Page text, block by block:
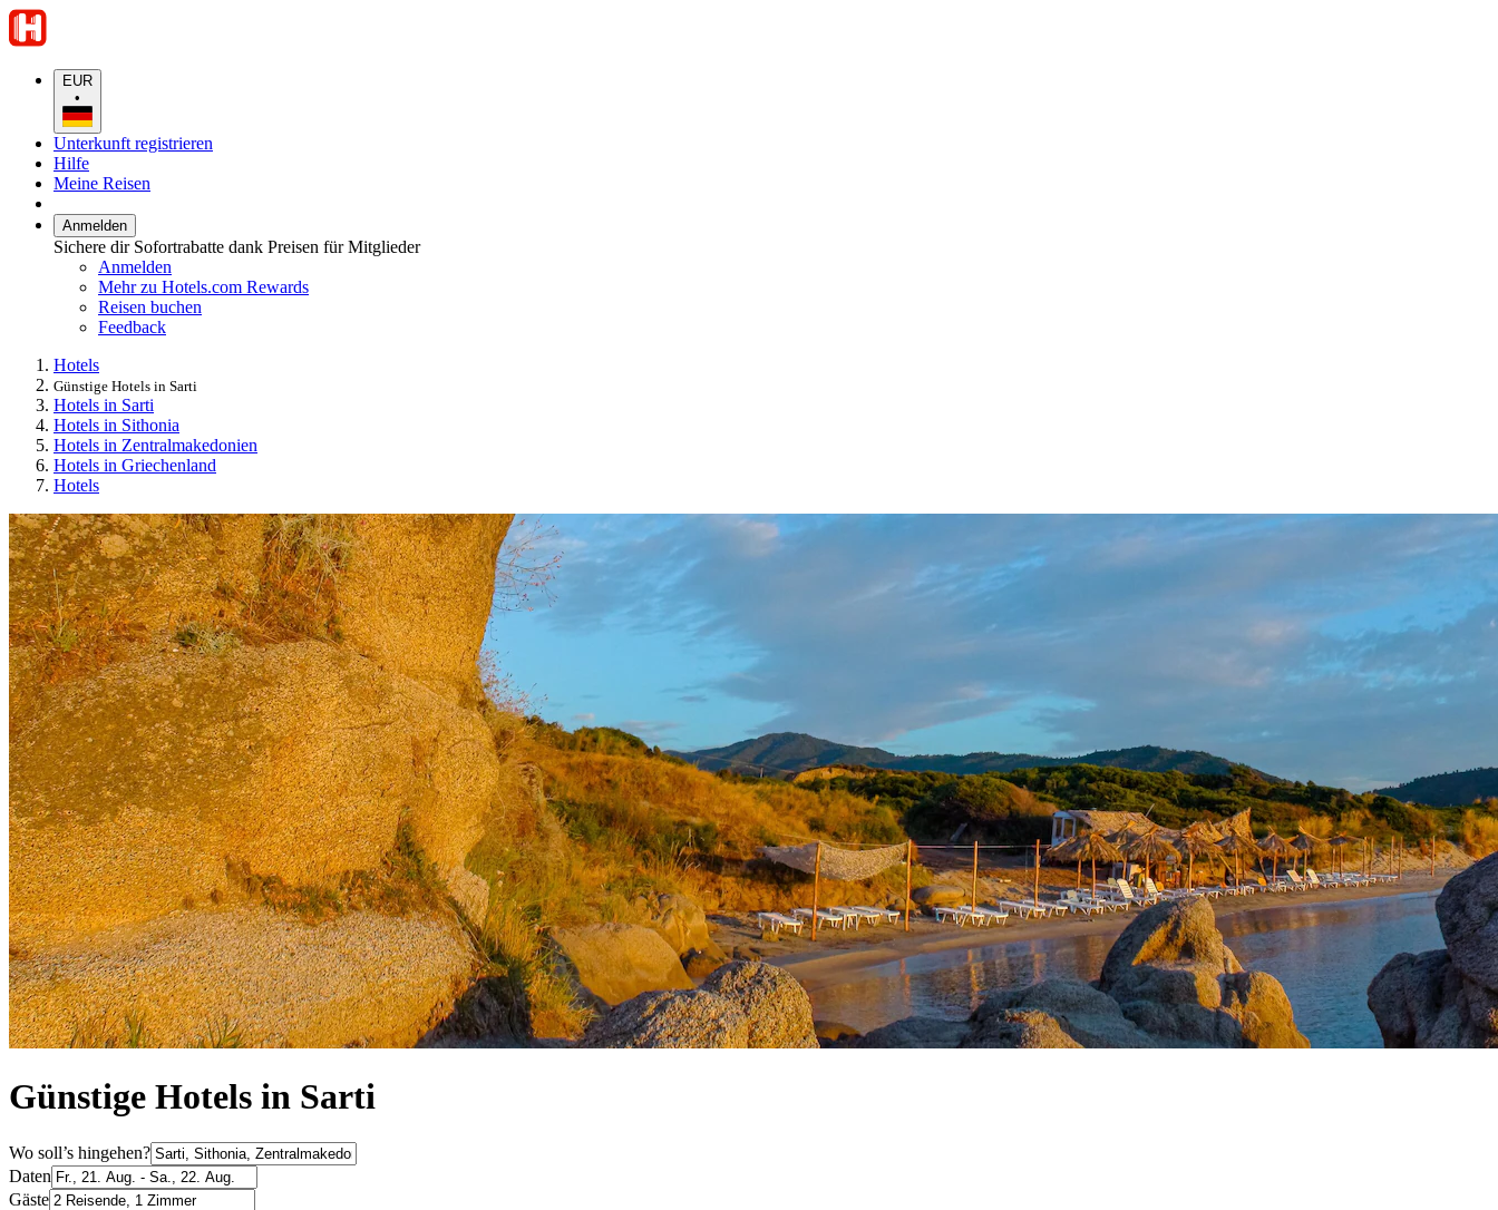
EUR
•
Unterkunft registrieren
Hilfe
Meine Reisen
Anmelden
Sichere dir Sofortrabatte dank Preisen für Mitglieder
Anmelden
Mehr zu Hotels.com Rewards
Reisen buchen
Feedback
Hotels
Günstige Hotels in Sarti
Hotels in Sarti
Hotels in Sithonia
Hotels in Zentralmakedonien
Hotels in Griechenland
Hotels
Günstige Hotels in Sarti
Wo soll’s hingehen?
Daten
Gäste